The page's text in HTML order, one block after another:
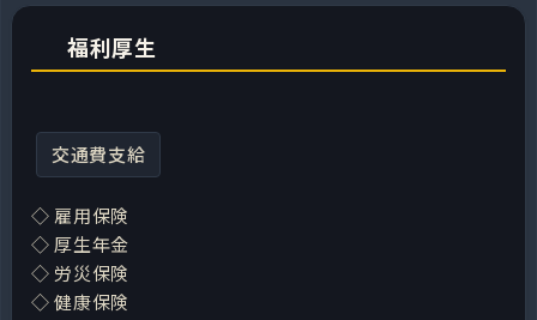
福利厚生
交通費支給
◇ 雇用保険
◇ 厚生年金
◇ 労災保険
◇ 健康保険